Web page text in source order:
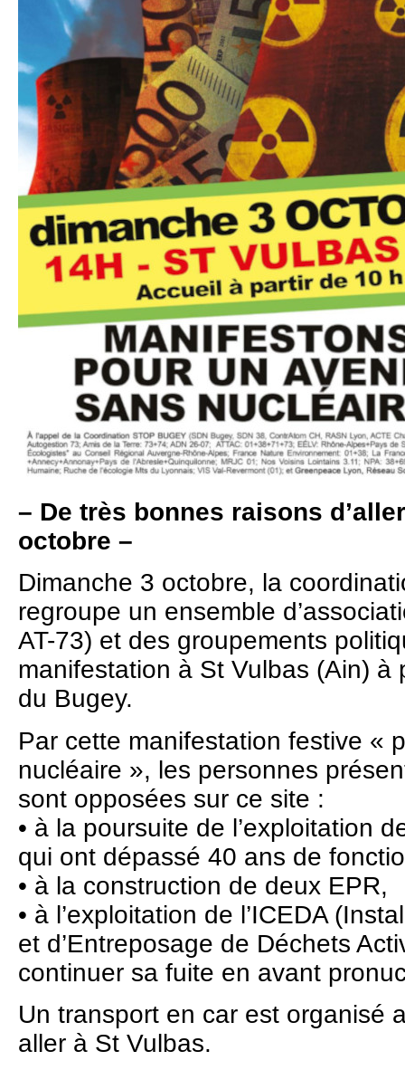
– De très bonnes raisons
octobre –
Dimanche 3 octobre, la
regroupe un ensemble
AT-73) et des groupements
manifestation à St Vulbas (Ain) à
du Bugey.
Par cette manifestation festive «
nucléaire », les personnes
sont opposées sur ce site :
• à la poursuite de l’exploitation
qui ont dépassé 40 ans de
• à la construction de deux EPR,
• à l’exploitation de l’ICEDA
et d’Entreposage de Déchets
continuer sa fuite en avant
Un transport en car est organisé
aller à St Vulbas.